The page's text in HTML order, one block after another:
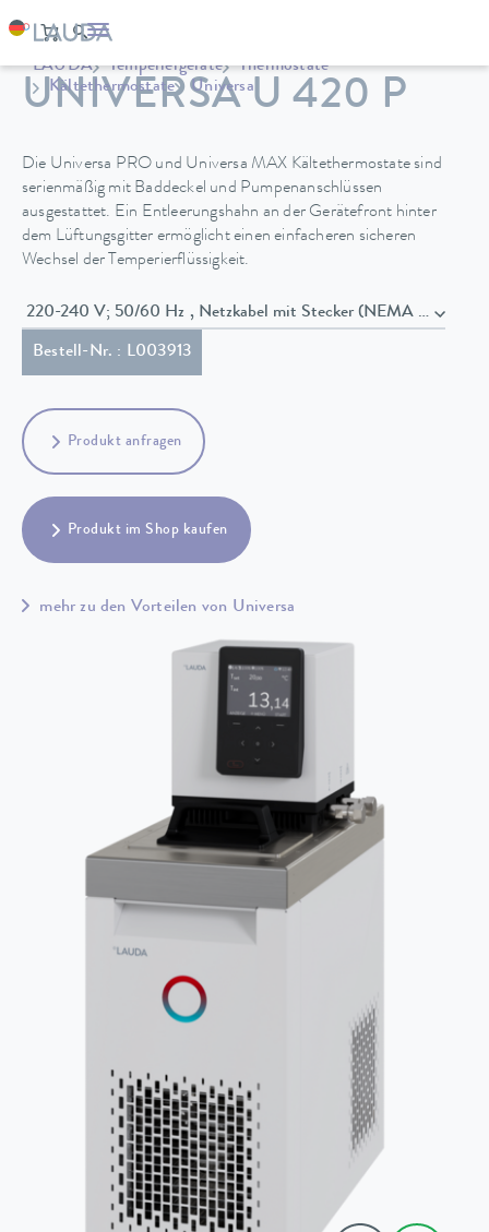
LAUDA Temperiergeräte
Thermostate
Kältethermostate
Universa
UNIVERSA U 420 P
Die Universa PRO und Universa MAX Kältethermostate sind
serienmäßig mit Baddeckel und Pumpenanschlüssen
ausgestattet. Ein Entleerungshahn an der Gerätefront hinter
dem Lüftungsgitter ermöglicht einen einfacheren sicheren
Wechsel der Temperierflüssigkeit.
220-240 V; 50/60 Hz , Netzkabel mit Stecker (NEMA 6-20P)
Bestell-Nr. : L003913
Produkt anfragen
Produkt im Shop kaufen
mehr zu den Vorteilen von Universa